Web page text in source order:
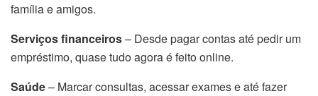
família e amigos.
Serviços financeiros– Desde pagar contas até pedir um
empréstimo, quase tudo agora é feito online.
Saúde– Marcar consultas, acessar exames e até fazer